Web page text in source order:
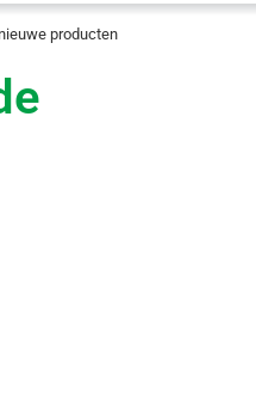
producten